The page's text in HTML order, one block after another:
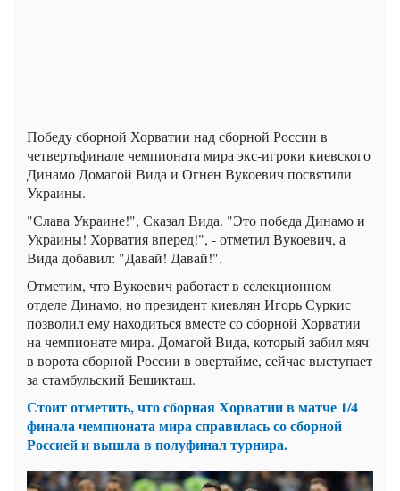
Победу сборной Хорватии над сборной России в
четвертьфинале чемпионата мира экс-игроки киевского
Динамо Домагой Вида и Огнен Вукоевич посвятили
Украины.
"Слава Украине!", Сказал Вида. "Это победа Динамо и
Украины! Хорватия вперед!", - отметил Вукоевич, а
Вида добавил: "Давай! Давай!".
Отметим, что Вукоевич работает в селекционном
отделе Динамо, но президент киевлян Игорь Суркис
позволил ему находиться вместе со сборной Хорватии
на чемпионате мира. Домагой Вида, который забил мяч
в ворота сборной России в овертайме, сейчас выступает
за стамбульский Бешикташ.
Стоит отметить, что сборная Хорватии в матче 1/4
финала чемпионата мира справилась со сборной
Россией и вышла в полуфинал турнира.